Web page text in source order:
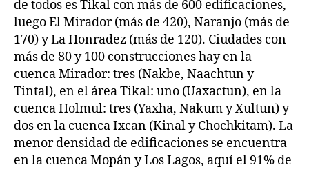
de todos es Tikal con más de 600 edificaciones,
luego El Mirador (más de 420), Naranjo (más de
170) y La Honradez (más de 120). Ciudades con
más de 80 y 100 construcciones hay en la
cuenca Mirador: tres (Nakbe, Naachtun y
Tintal), en el área Tikal: uno (Uaxactun), en la
cuenca Holmul: tres (Yaxha, Nakum y Xultun) y
dos en la cuenca Ixcan (Kinal y Chochkitam). La
menor densidad de edificaciones se encuentra
en la cuenca Mopán y Los Lagos, aquí el 91% de